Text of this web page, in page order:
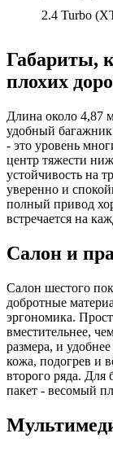
2.4 Turbo
Габариты,
плохих
Длина около 4,87
удобный
- это уровень
центр тяжести
устойчивость на
уверенно и
полный привод
встречается на
Салон и
Салон шестого
добротные
эргономика.
вместительнее,
размера, и
кожа, подогрев и
второго ряда. Для
пакет - весомый